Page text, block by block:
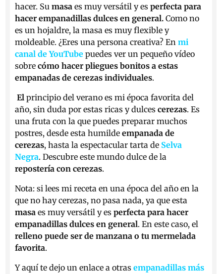
hacer. Sumasa es muy versátil y esperfecta para
hacer empanadillas dulces en general.Como no
es un hojaldre, la masa es muy flexible y
moldeable. ¿Eres una persona creativa? En mi
canal de YouTube puedes ver un pequeño vídeo
sobrecómo hacer pliegues bonitos a estas
empanadas de cerezas individuales.
El principio del verano es mi época favorita del
año, sin duda por estas ricas y dulces cerezas. Es
una fruta con la que puedes preparar muchos
postres, desde esta humildeempanada de
cerezas, hasta la espectacular tarta de Selva
Negra. Descubre este mundo dulce de la
repostería con cerezas.
Nota: si lees mi receta en una época del año en la
que no hay cerezas, no pasa nada, ya que esta
masa es muy versátil y esperfecta para hacer
empanadillas dulces en general. En este caso, el
relleno puede ser de manzana o tu mermelada
favorita.
Y aquí te dejo un enlace a otras empanadillas más